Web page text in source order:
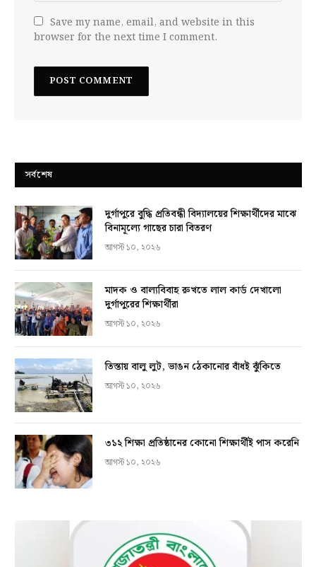
Save my name, email, and website in this
browser for the next time I comment.
সর্বশেষ
দুর্গাপুরে বুদ্ধি প্রতিবন্ধী বিদ্যালয়ের শিক্ষার্থীদের মাঝে
বিনামূল্যে গাছের চারা বিতরণ
আগস্ট ১০, ২০২৬
মাদক ও বাল্যবিবাহ রুখতে লাল কার্ড দেখালো
দুর্গাপুরের শিক্ষার্থীরা
আগস্ট ১০, ২০২৬
তিস্তায় বালু লুট, ভাঙন ঠেকানোর বাঁধই ঝুঁকিতে
আগস্ট ১০, ২০২৬
৩১২ শিক্ষা প্রতিষ্ঠানের কোনো শিক্ষার্থীই পাস করেনি
আগস্ট ১০, ২০২৬